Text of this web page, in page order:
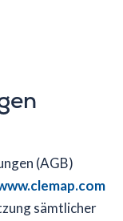
(AGB)
sämtlicher